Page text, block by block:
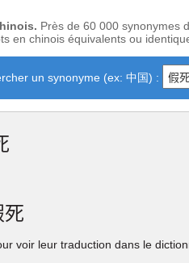
Près de 60 000 synonymes
en chinois équivalents ou
un synonyme (ex: 中国) :
voir leur traduction dans le